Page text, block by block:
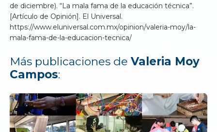
de diciembre). “La mala fama de la educación técnica”.
[Artículo de Opinión]. El Universal.
https://www.eluniversal.com.mx/opinion/valeria-moy/la-
mala-fama-de-la-educacion-tecnica/
Más publicaciones de Valeria Moy
Campos: